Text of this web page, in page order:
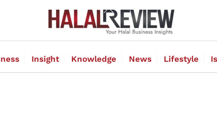
Insight Knowledge News Lifestyle
To
Top